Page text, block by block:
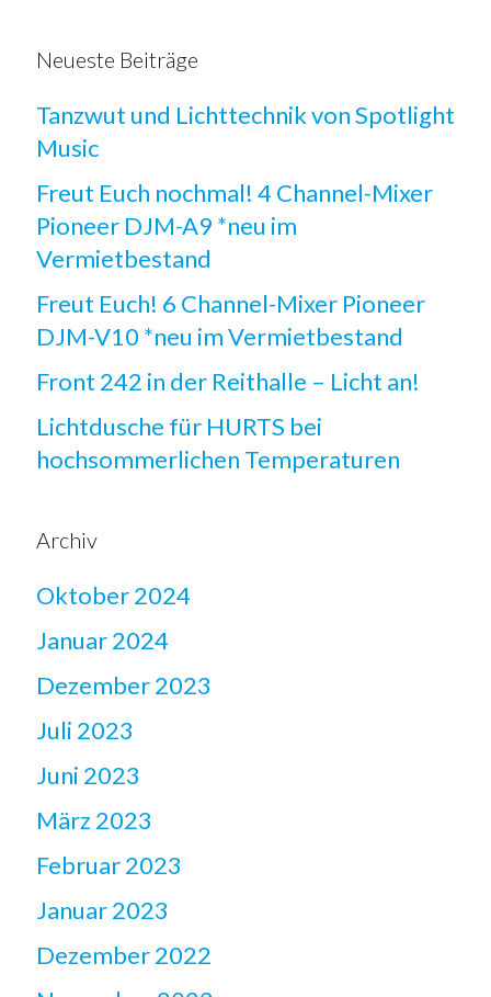
Neueste Beiträge
Tanzwut und Lichttechnik von Spotlight
Music
Freut Euch nochmal! 4 Channel-Mixer
Pioneer DJM-A9 *neu im
Vermietbestand
Freut Euch! 6 Channel-Mixer Pioneer
DJM-V10 *neu im Vermietbestand
Front 242 in der Reithalle – Licht an!
Lichtdusche für HURTS bei
hochsommerlichen Temperaturen
Archiv
Oktober 2024
Januar 2024
Dezember 2023
Juli 2023
Juni 2023
März 2023
Februar 2023
Januar 2023
Dezember 2022